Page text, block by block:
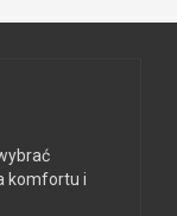
komfortu i